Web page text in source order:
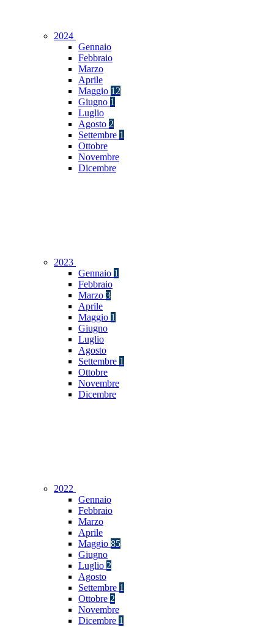
2024
Gennaio
Febbraio
Marzo
Aprile
Maggio 12
Giugno 1
Luglio
Agosto 2
Settembre 1
Ottobre
Novembre
Dicembre
2023
Gennaio 1
Febbraio
Marzo 3
Aprile
Maggio 1
Giugno
Luglio
Agosto
Settembre 1
Ottobre
Novembre
Dicembre
2022
Gennaio
Febbraio
Marzo
Aprile
Maggio 85
Giugno
Luglio 2
Agosto
Settembre 1
Ottobre 2
Novembre
Dicembre 1